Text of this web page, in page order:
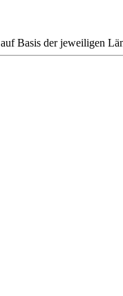
auf Basis der jeweiligen